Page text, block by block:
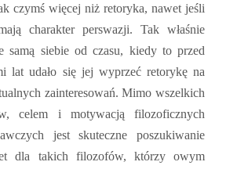
czymś więcej niż retoryka, nawet jeśli
charakter perswazji. Tak właśnie
samą siebie od czasu, kiedy to przed
lat udało się jej wyprzeć retorykę na
zainteresowań. Mimo wszelkich
celem i motywacją filozoficznych
jest skuteczne poszukiwanie
dla takich filozofów, którzy owym